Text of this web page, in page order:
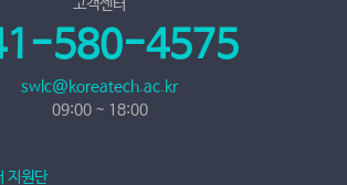
지원단
고객센터
580-4575
swlc@koreatech.ac.kr
09:00 ~ 18:00